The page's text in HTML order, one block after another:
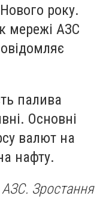
року.
мережі АЗС
палива
Основні
валют на
нафту.
АЗС. Зростання